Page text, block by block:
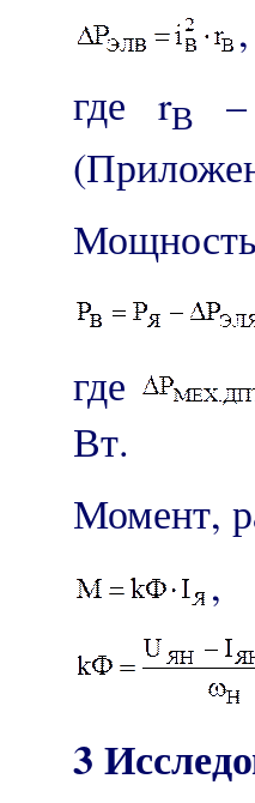
,
где rВ
Мощность
где
Вт.
Момент,
,
3